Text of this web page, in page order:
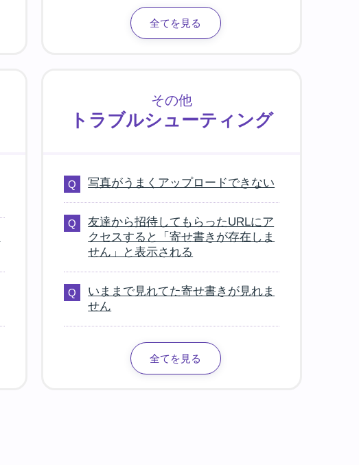
全てを見る
その他
トラブルシューティング
写真がうまくアップロードできない
友達から招待してもらったURLにア
クセスすると「寄せ書きが存在しま
せん」と表示される
いままで見れてた寄せ書きが見れま
せん
全てを見る